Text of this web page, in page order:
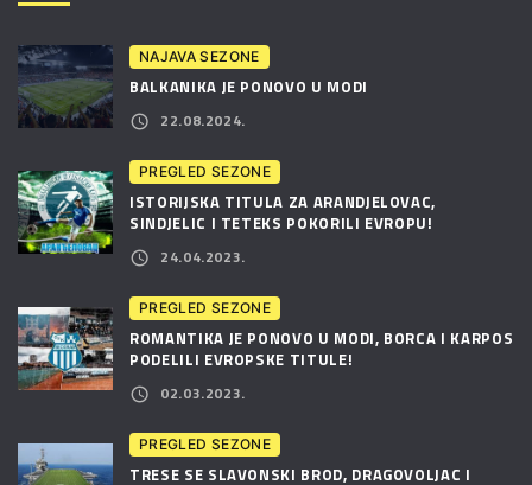
NAJAVA SEZONE
BALKANIKA JE PONOVO U MODI
22.08.2024.
PREGLED SEZONE
ISTORIJSKA TITULA ZA ARANDJELOVAC,
SINDJELIC I TETEKS POKORILI EVROPU!
24.04.2023.
PREGLED SEZONE
ROMANTIKA JE PONOVO U MODI, BORCA I KARPOS
PODELILI EVROPSKE TITULE!
02.03.2023.
PREGLED SEZONE
TRESE SE SLAVONSKI BROD, DRAGOVOLJAC I